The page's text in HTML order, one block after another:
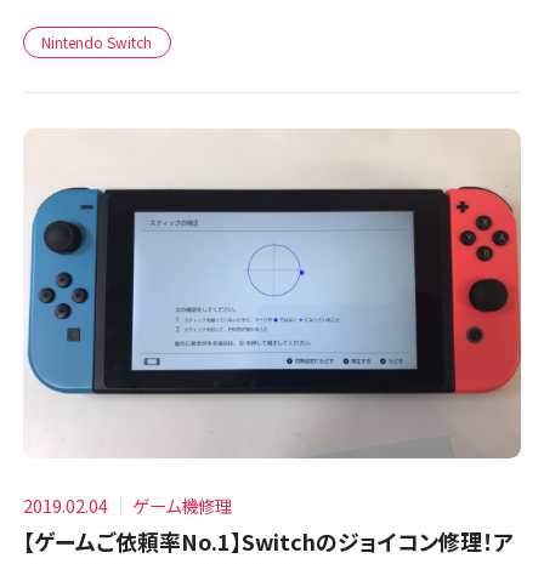
Nintendo Switch
2019.02.04 ゲーム機修理
【ゲームご依頼率No.1】Switchのジョイコン修理！ア